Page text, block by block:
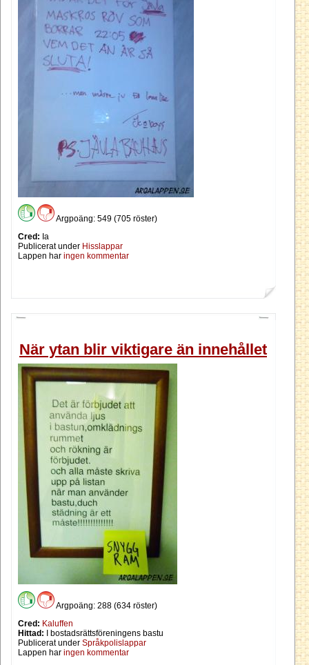
Argpoäng: 549 (705 röster)
Cred: Ia
Publicerat under Hisslappar
Lappen har ingen kommentar
När ytan blir viktigare än innehållet
Argpoäng: 288 (634 röster)
Cred: Kaluffen
Hittad: I bostadsrättsföreningens bastu
Publicerat under Språkpolislappar
Lappen har ingen kommentar